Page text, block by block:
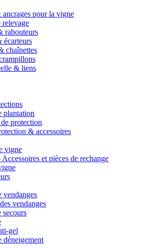
pour la vigne
relevage
rabouteurs
écarteurs
chaînettes
& liens
plantation
protection
& accessoires
vigne
Accessoires et pièces de rechange
vendanges
vendanges
secours
gel
déneigement